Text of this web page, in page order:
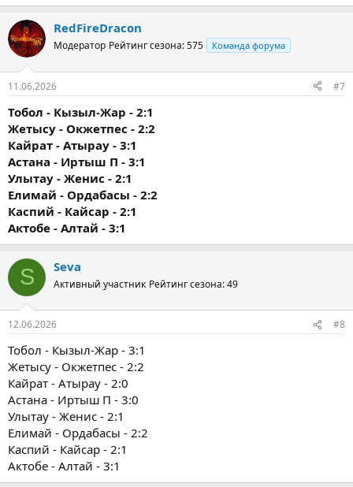
RedFireDracon
Модератор Рейтинг сезона: 575 Команда форума
11.06.2026 #7
Тобол - Кызыл-Жар - 2:1
Жетысу - Окжетпес - 2:2
Кайрат - Атырау - 3:1
Астана - Иртыш П - 3:1
Улытау - Женис - 2:1
Елимай - Ордабасы - 2:2
Каспий - Кайсар - 2:1
Актобе - Алтай - 3:1
S Seva
Активный участник Рейтинг сезона: 49
12.06.2026 #8
Тобол - Кызыл-Жар - 3:1
Жетысу - Окжетпес - 2:2
Кайрат - Атырау - 2:0
Астана - Иртыш П - 3:0
Улытау - Женис - 2:1
Елимай - Ордабасы - 2:2
Каспий - Кайсар - 2:1
Актобе - Алтай - 3:1